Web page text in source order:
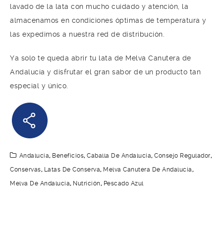
lavado de la lata con mucho cuidado y atención, la
almacenamos en condiciones óptimas de temperatura y
las expedimos a nuestra red de distribución.
Ya solo te queda abrir tu lata de Melva Canutera de
Andalucía y disfrutar el gran sabor de un producto tan
especial y único.
Andalucia, Beneficios, Caballa De Andalucia, Consejo Regulador,
Conservas, Latas De Conserva, Melva Canutera De Andalucía,
Melva De Andalucía, Nutrición, Pescado Azul